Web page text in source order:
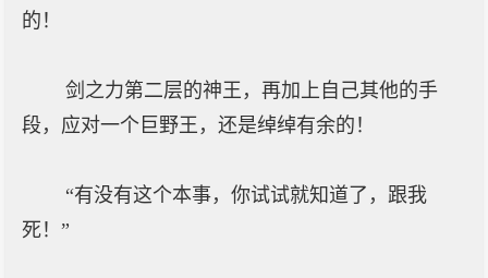
的！
剑之力第二层的神王，再加上自己其他的手
段，应对一个巨野王，还是绰绰有余的！
“有没有这个本事，你试试就知道了，跟我
死！”